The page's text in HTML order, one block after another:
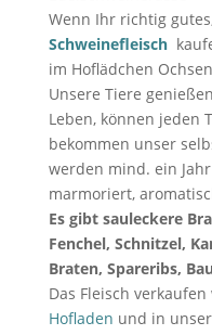
Wenn Ihr richtig
Schweinefleisch
im Hoflädchen
Unsere Tiere
Leben, können jeden
bekommen unser
werden mind. ein
marmoriert,
Es gibt sauleckere
Fenchel, Schnitzel,
Braten, Spareribs,
Das Fleisch
Hofladen und in